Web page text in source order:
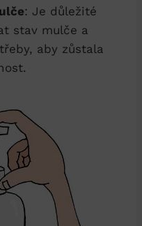
: Je důležité
stav mulče a
aby zůstala